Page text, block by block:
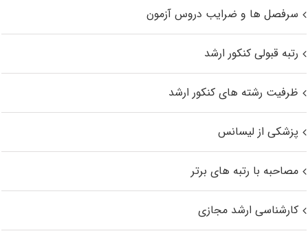
سرفصل ها و ضرایب دروس آزمون
رتبه قبولی کنکور ارشد
ظرفیت رشته های کنکور ارشد
پزشکی از لیسانس
مصاحبه با رتبه های برتر
کارشناسی ارشد مجازی